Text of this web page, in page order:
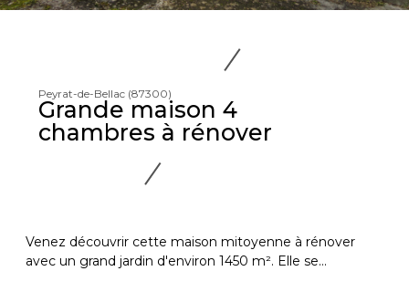
Peyrat-de-Bellac (87300)
Grande maison 4
chambres à rénover
Venez découvrir cette maison mitoyenne à rénover
avec un grand jardin d'environ 1450 m². Elle se...